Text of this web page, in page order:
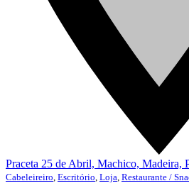
Praceta 25 de Abril, Machico, Madeira,
Cabeleireiro Escritório Loja Restaurante /